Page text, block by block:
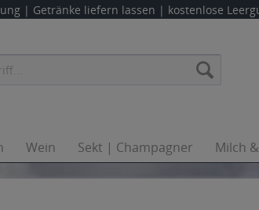
| Getränke liefern lassen | kostenlose
Wein Sekt | Champagner Milch